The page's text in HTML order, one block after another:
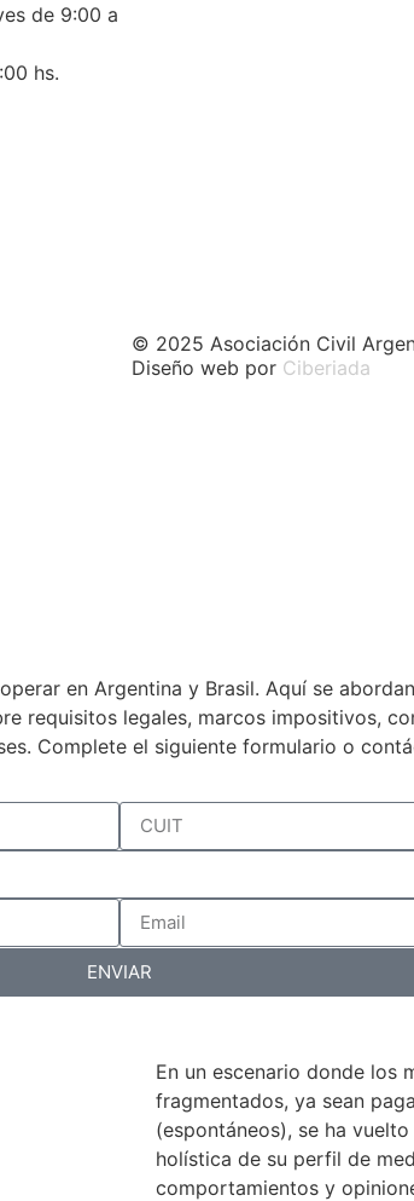
de 9:00 a
hs.
© 2025 Asociación Civil
Diseño web por Ciberiada
en Argentina y Brasil. Aquí se
requisitos legales, marcos impositivos,
Complete el siguiente formulario o
ENVIAR
En un escenario donde los
fragmentados, ya sean
(espontáneos), se ha
holística de su perfil de
comportamientos y